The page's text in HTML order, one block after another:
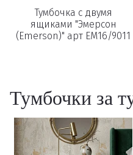
Тумбочка с двумя
ящиками "Эмерсон
(Emerson)" арт EM16/9011
Тумбочки за